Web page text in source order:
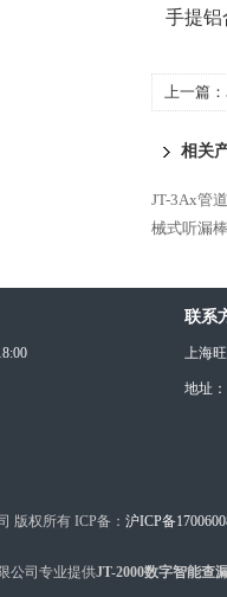
手提
上一篇：
相关
JT-3Ax管
械式听漏棒
联系
上海
地址
版权所有 ICP备： 沪ICP备
公司专业提供JT-2000数字智能查